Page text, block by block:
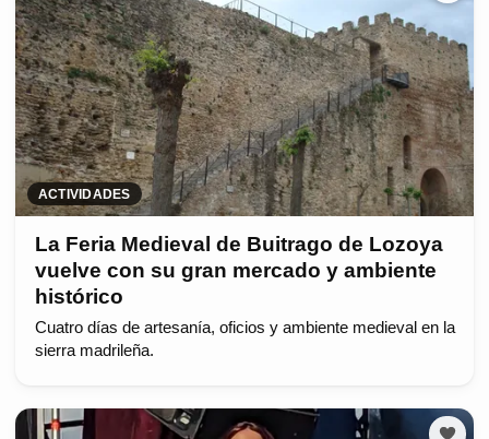
ACTIVIDADES
La Feria Medieval de Buitrago de Lozoya
vuelve con su gran mercado y ambiente
histórico
Cuatro días de artesanía, oficios y ambiente medieval en la
sierra madrileña.